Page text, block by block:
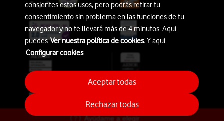
Ayúdame a elegir
consientes estos usos, pero podrás retirar tu
consentimiento sin problema en las funciones de tu
navegador y no te llevará más de 4 minutos. Aquí
puedesVer nuestra política de cookies.Y aquí
Configurar cookies
Rechazar todas
Aceptar todas